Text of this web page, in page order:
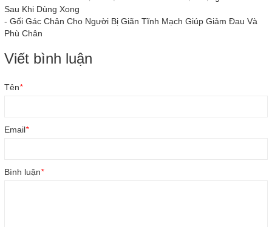
Sau Khi Dùng Xong
- Gối Gác Chân Cho Người Bị Giãn Tĩnh Mạch Giúp Giảm Đau Và
Phù Chân
Viết bình luận
Tên*
Email*
Bình luận*